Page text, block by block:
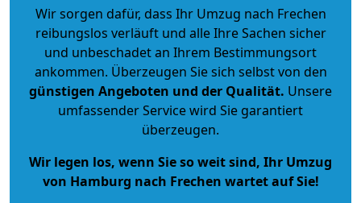
Wir sorgen dafür, dass Ihr Umzug nach Frechen
reibungslos verläuft und alle Ihre Sachen sicher
und unbeschadet an Ihrem Bestimmungsort
ankommen. Überzeugen Sie sich selbst von den
günstigen Angeboten und der Qualität. Unsere
umfassender Service wird Sie garantiert
überzeugen.
Wir legen los, wenn Sie so weit sind, Ihr Umzug
von Hamburg nach Frechen wartet auf Sie!